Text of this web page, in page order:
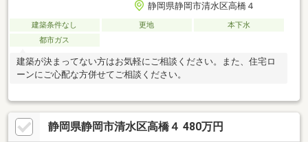
静岡県静岡市清水区高橋４
建築条件なし 更地
本下水
都市ガス
建築が決まってない方はお気軽にご相談ください。また、住宅ロ
ーンにご心配な方併せてご相談ください。
静岡県静岡市清水区高橋４ 480万円